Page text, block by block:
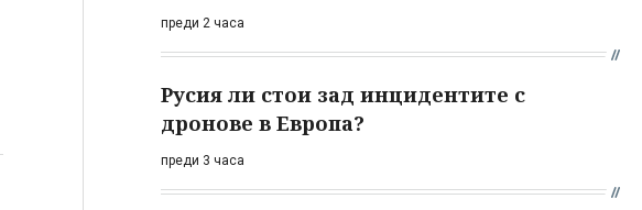
преди 2 часа
Русия ли стои зад инцидентите с
дронове в Европа?
преди 3 часа